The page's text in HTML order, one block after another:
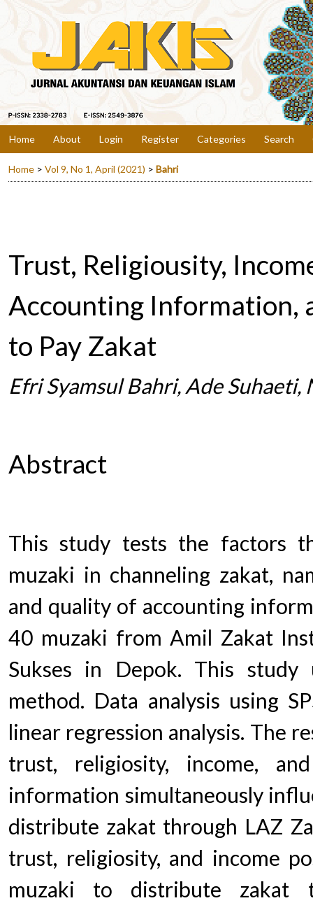
Home About Login Register Categories Search
Home > Vol 9, No 1, April (2021) > Bahri
Trust, Religiousity,
Accounting Information,
to Pay Zakat
Efri Syamsul Bahri, Ade
Abstract
This study tests the factors
muzaki in channeling zakat,
and quality of accounting
40 muzaki from Amil Zakat
Sukses in Depok. This study
method. Data analysis using
linear regression analysis. The
trust, religiosity, income,
information simultaneously
distribute zakat through LAZ
trust, religiosity, and income
muzaki to distribute zakat